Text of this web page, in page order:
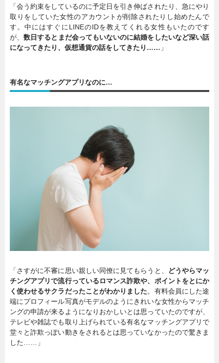
「会う約束をしているのに予定日を引き伸ばされたり、急にやり
取りをしていた女性のアカウントが削除されたりし始めたんで
す。中にはすぐにLINEのIDを教えてくれる女性もいたのです
が、数日するとまだ会ってもいないのに結婚をしたいなど深い話
になってきたり、仮想通貨の話をしてきたり…… 」
有名なマッチングアプリなのに…
「さすがに不審に思い親しい同僚に見てもらうと、
どうやらマッ
チングアプリで流行っているロマンス詐欺や、ポイントをとにか
く使わせるサクラだったことがわかりました。有料会員にした途
端にプロフィール写真がモデルのようにきれいな女性からマッチ
ングの申請が来るようになりおかしいとは思っていたのですが、
テレビや雑誌でも取り上げられている有名なマッチングアプリで
堂々と詐欺っぽい動きをされるとは思っていなかったので驚きま
した……」